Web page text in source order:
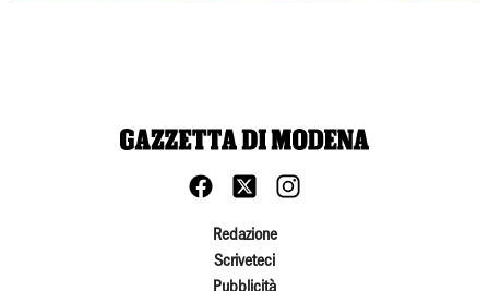
Redazione
Scriveteci
Pubblicità